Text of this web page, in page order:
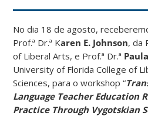
No dia 18 de agosto,
Prof.ª Dr.ª Karen E. Johnson, da
of Liberal Arts, e Prof.ª Dr.ª
University of Florida College of
Sciences, para o workshop “
Language Teacher Education
Practice Through Vygotskian